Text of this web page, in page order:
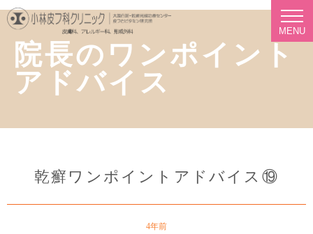
MENU
院長のワンポイント
アドバイス
乾癬ワンポイントアドバイス⑲
4年前